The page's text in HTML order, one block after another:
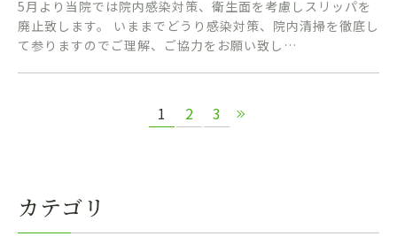
5月より当院では院内感染対策、衛生面を考慮しスリッパを
廃止致します。 いままでどうり感染対策、院内清掃を徹底し
て参りますのでご理解、ご協力をお願い致し…
1 2 3
カテゴリ